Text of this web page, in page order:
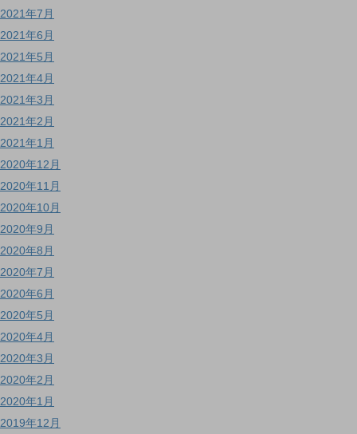
2021年7月
2021年6月
2021年5月
2021年4月
2021年3月
2021年2月
2021年1月
2020年12月
2020年11月
2020年10月
2020年9月
2020年8月
2020年7月
2020年6月
2020年5月
2020年4月
2020年3月
2020年2月
2020年1月
2019年12月